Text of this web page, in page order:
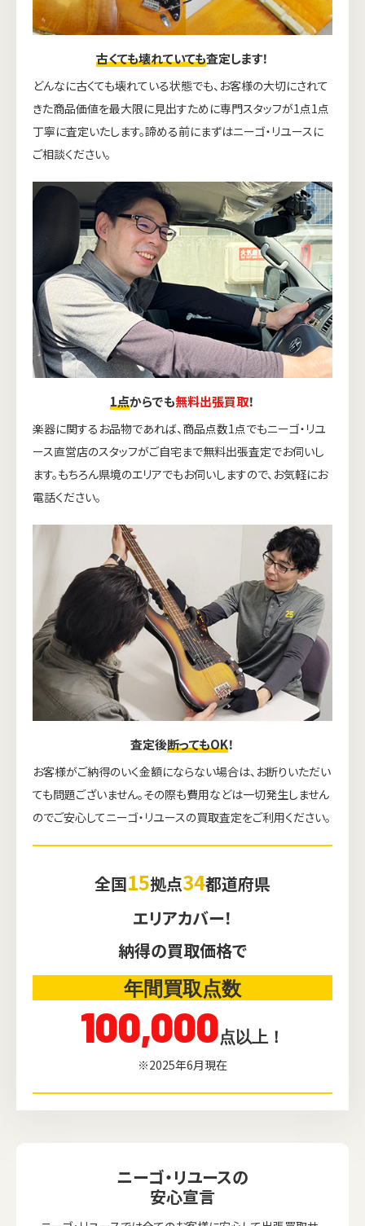
古くても壊れていても査定します！
どんなに古くても壊れている状態でも、お客様の大切にされて
きた商品価値を最大限に見出すために専門スタッフが1点1点
丁寧に査定いたします。諦める前にまずはニーゴ・リユースに
ご相談ください。
1点からでも無料出張買取！
楽器に関するお品物であれば、商品点数1点でもニーゴ・リユ
ース直営店のスタッフがご自宅まで無料出張査定でお伺いし
ます。もちろん県境のエリアでもお伺いしますので、お気軽にお
電話ください。
査定後断ってもOK！
お客様がご納得のいく金額にならない場合は、お断りいただい
ても問題ございません。その際も費用などは一切発生しません
のでご安心してニーゴ・リユースの買取査定をご利用ください。
全国15拠点34都道府県
エリアカバー！
納得の買取価格で
年間買取点数
100,000点以上！
※2025年6月現在
ニーゴ・リユースの
安心宣言